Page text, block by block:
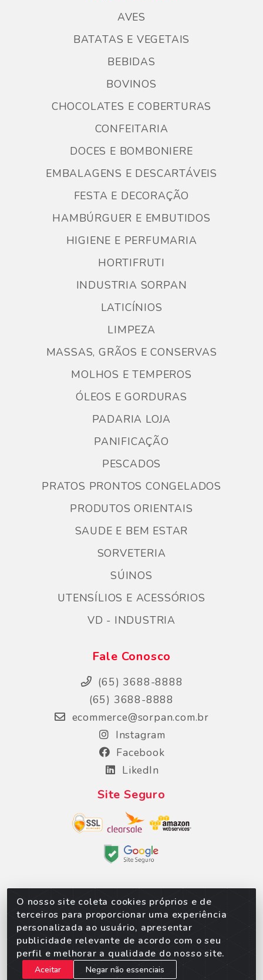
O nosso site coleta cookies próprios e de
terceiros para proporcionar uma experiência
personalizada ao usuário, apresentar
publicidade relevante de acordo com o seu
perfil e melhorar a qualidade do nosso site.
Aceitar Negar não essenciais
AVES
BATATAS E VEGETAIS
BEBIDAS
BOVINOS
CHOCOLATES E COBERTURAS
CONFEITARIA
DOCES E BOMBONIERE
EMBALAGENS E DESCARTÁVEIS
FESTA E DECORAÇÃO
HAMBÚRGUER E EMBUTIDOS
HIGIENE E PERFUMARIA
HORTIFRUTI
INDUSTRIA SORPAN
LATICÍNIOS
LIMPEZA
MASSAS, GRÃOS E CONSERVAS
MOLHOS E TEMPEROS
ÓLEOS E GORDURAS
PADARIA LOJA
PANIFICAÇÃO
PESCADOS
PRATOS PRONTOS CONGELADOS
PRODUTOS ORIENTAIS
SAUDE E BEM ESTAR
SORVETERIA
SÚINOS
UTENSÍLIOS E ACESSÓRIOS
VD - INDUSTRIA
Fale Conosco
(65) 3688-8888
(65) 3688-8888
ecommerce@sorpan.com.br
Instagram
Facebook
LikedIn
Site Seguro
Sorpan - Rodovia dos Imigrantes, Lote 06, São
Matheus, Várzea Grande/MT – CEP 78152-135 - CNPJ
02.623.537/0010-24